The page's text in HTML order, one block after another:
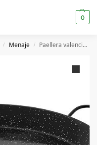
0
/ Menaje / Paellera valenciana esmaltada para inducción-vitro 30 cm Vaello